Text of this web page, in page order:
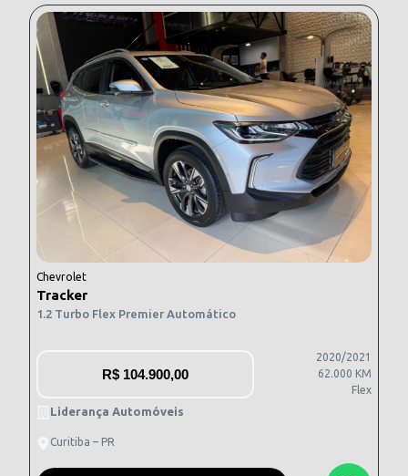
Chevrolet
Tracker
1.2 Turbo Flex Premier Automático
R$ 104.900,00
2020/2021
62.000 KM
Flex
Liderança Automóveis
Curitiba – PR